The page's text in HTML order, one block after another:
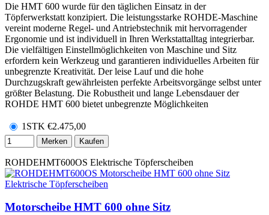
Die HMT 600 wurde für den täglichen Einsatz in der
Töpferwerkstatt konzipiert. Die leistungsstarke ROHDE-Maschine
vereint moderne Regel- und Antriebstechnik mit hervorragender
Ergonomie und ist individuell in Ihren Werkstattalltag integrierbar.
Die vielfältigen Einstellmöglichkeiten von Maschine und Sitz
erfordern kein Werkzeug und garantieren individuelles Arbeiten für
unbegrenzte Kreativität. Der leise Lauf und die hohe
Durchzugskraft gewährleisten perfekte Arbeitsvorgänge selbst unter
größter Belastung. Die Robustheit und lange Lebensdauer der
ROHDE HMT 600 bietet unbegrenzte Möglichkeiten
1STK €2.475,00
Merken Kaufen
ROHDEHMT600OS Elektrische Töpferscheiben
Motorscheibe HMT 600 ohne Sitz